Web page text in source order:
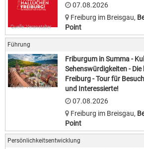
Quelle: Veranstalter
07.08.2026
Freiburg im Breisgau,
Point
Führung
Quelle: Veranstalter
Friburgum in Summa -
Sehenswürdigkeiten -
Freiburg - Tour für
und Interessierte!
07.08.2026
Freiburg im Breisgau,
Point
Persönlichkeitsentwicklung